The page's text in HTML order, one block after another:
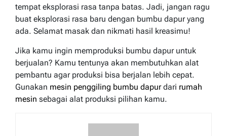
tempat eksplorasi rasa tanpa batas. Jadi, jangan ragu
buat eksplorasi rasa baru dengan bumbu dapur yang
ada. Selamat masak dan nikmati hasil kreasimu!
Jika kamu ingin memproduksi bumbu dapur untuk
berjualan? Kamu tentunya akan membutuhkan alat
pembantu agar produksi bisa berjalan lebih cepat.
Gunakan mesin penggiling bumbu dapurdari rumah
mesin sebagai alat produksi pilihan kamu.